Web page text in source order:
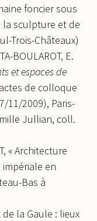
foncier sous
la sculpture et de
Trois-Châteaux)
BOULAROT, E.
et espaces de
de colloque
11/2009), Paris-
Jullian, coll.
« Architecture
en
Bas à
de la Gaule : lieux